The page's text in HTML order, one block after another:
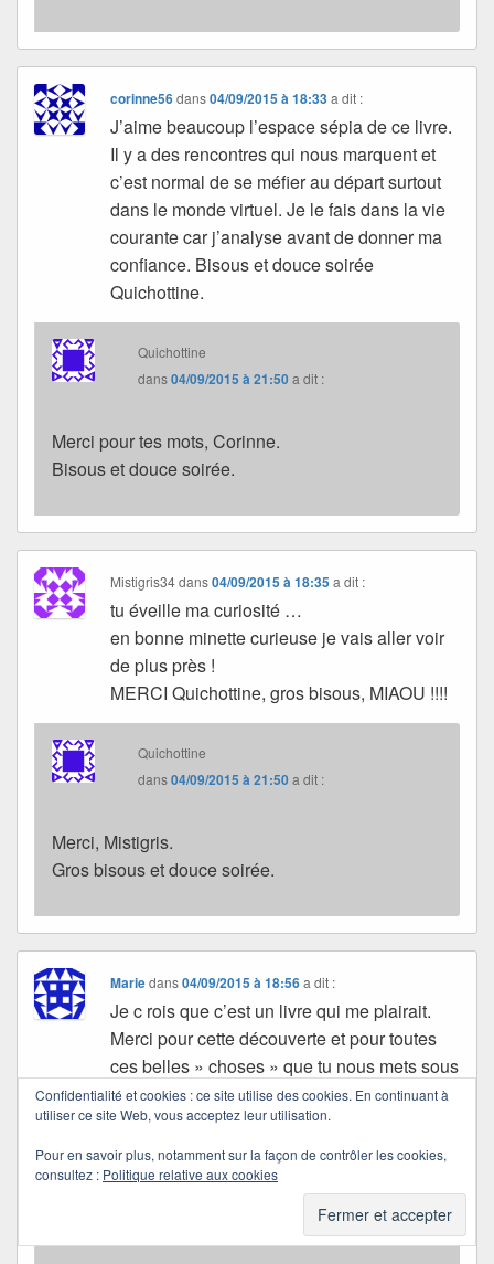
corinne56dans04/09/2015 à 18:33 a dit :
J’aime beaucoup l’espace sépia de ce livre.
Il y a des rencontres qui nous marquent et
c’est normal de se méfier au départ surtout
dans le monde virtuel. Je le fais dans la vie
courante car j’analyse avant de donner ma
confiance. Bisous et douce soirée
Quichottine.
Quichottine
dans04/09/2015 à 21:50a dit :
Merci pour tes mots, Corinne.
Bisous et douce soirée.
Mistigris34dans04/09/2015 à 18:35 a dit :
tu éveille ma curiosité …
en bonne minette curieuse je vais aller voir
de plus près !
MERCI Quichottine, gros bisous, MIAOU !!!!
Quichottine
dans04/09/2015 à 21:50a dit :
Merci, Mistigris.
Gros bisous et douce soirée.
Mariedans04/09/2015 à 18:56 a dit :
Je c rois que c’est un livre qui me plairait.
Merci pour cette découverte et pour toutes
ces belles » choses » que tu nous mets sous
les yeux. Je vais approfondir…Bises
amicales
Quichottine
a dit :
Confidentialité et cookies : ce site utilise des cookies. En continuant à
utiliser ce site Web, vous acceptez leur utilisation.
Pour en savoir plus, notamment sur la façon de contrôler les cookies,
consultez : Politique relative aux cookies